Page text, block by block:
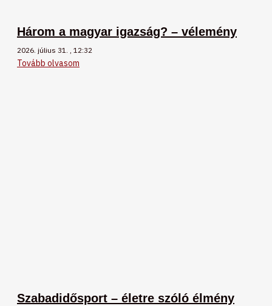
Három a magyar igazság? – vélemény
2026. július 31. 12:32
Tovább olvasom
Szabadidősport – életre szóló élmény